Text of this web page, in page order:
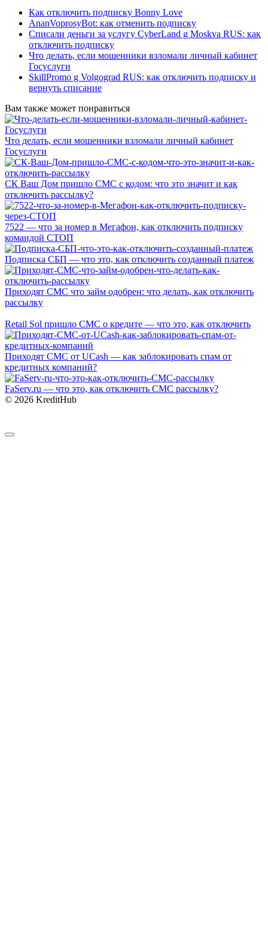
Как отключить подписку Bonny Love
AnanVoprosyBot: как отменить подписку
Списали деньги за услугу CyberLand g Moskva RUS: как
отключить подписку
Что делать, если мошенники взломали личный кабинет
Госуслуги
SkillPromo g Volgograd RUS: как отключить подписку и
вернуть списание
Вам также может понравиться
Что делать, если мошенники взломали личный кабинет
Госуслуги
СК Ваш Дом пришло СМС с кодом: что это значит и как
отключить рассылку?
7522 — что за номер в Мегафон, как отключить подписку
командой СТОП
Подписка СБП — что это, как отключить созданный платеж
Приходят СМС что займ одобрен: что делать, как отключить
рассылку
Retail Sol пришло СМС о кредите — что это, как отключить
Приходят СМС от UCash — как заблокировать спам от
кредитных компаний?
FaServ.ru — что это, как отключить СМС рассылку?
© 2026 KreditHub